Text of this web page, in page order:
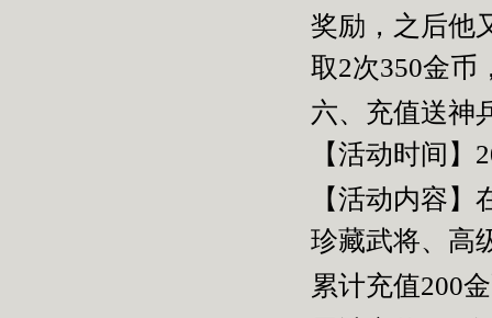
奖励，之后他
取2次350金币
六、充值送神
【活动时间】
【活动内容
珍藏武将、高
累计充值200